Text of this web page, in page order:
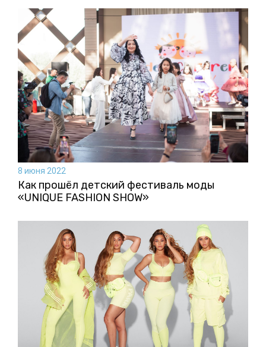
8 июня 2022
Как прошёл детский фестиваль моды
«UNIQUE FASHION SHOW»